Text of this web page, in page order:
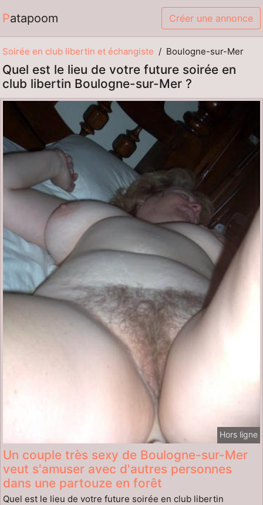
Patapoom Créer une annonce
Soirée en club libertin et échangiste Boulogne-sur-Mer
Quel est le lieu de votre future soirée en
club libertin Boulogne-sur-Mer ?
Hors ligne
Un couple très sexy de Boulogne-sur-Mer
veut s'amuser avec d'autres personnes
dans une partouze en forêt
Quel est le lieu de votre future soirée en club libertin